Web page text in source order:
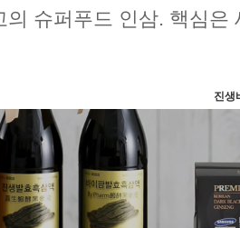
의 슈퍼푸드 인삼. 핵심
진생